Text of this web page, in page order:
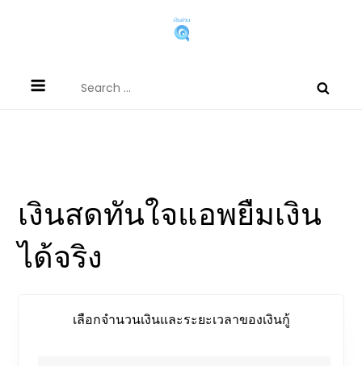
นอกระบบที่กู้เงินออนไลน์ได้จริง
mbookstore.com
for:
เลือกจำนวนเงินและระยะเวลาของเงินกู้